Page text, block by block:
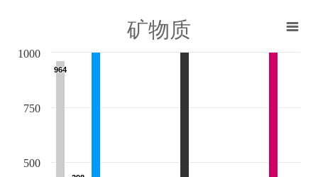
矿物质
964
964
500
750
1000